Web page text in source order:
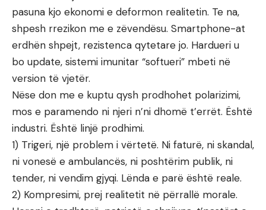
pasuna kjo ekonomi e deformon realitetin. Te na,
shpesh rrezikon me e zëvendësu. Smartphone-at
erdhën shpejt, rezistenca qytetare jo. Hardueri u
bo update, sistemi imunitar “softueri” mbeti në
version të vjetër.
Nëse don me e kuptu qysh prodhohet polarizimi,
mos e paramendo ni njeri n’ni dhomë t’errët. Është
industri. Është linjë prodhimi.
1) Trigeri, një problem i vërtetë. Ni faturë, ni skandal,
ni vonesë e ambulancës, ni poshtërim publik, ni
tender, ni vendim gjyqi. Lënda e parë është reale.
2) Kompresimi, prej realitetit në përrallë morale.